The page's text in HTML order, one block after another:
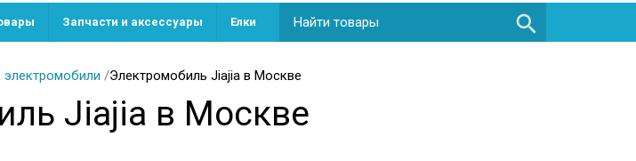
Запчасти и аксессуары Елки 
электромобили /Электромобиль Jiajia в Москве
Jiajia в Москве